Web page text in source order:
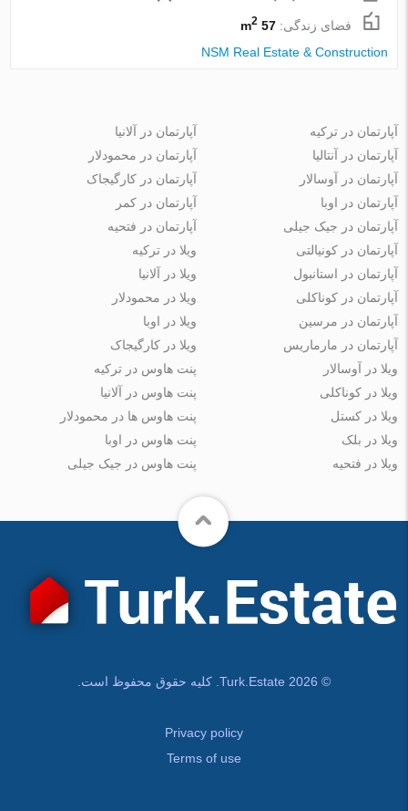
فضای زندگی:57 m
2
NSM Real Estate & Construction
آپارتمان در ترکیه
آپارتمان در آنتالیا
آپارتمان در آوسالار
آپارتمان در اوبا
آپارتمان در جیک جیلی
آپارتمان در آلانیا
آپارتمان در محمودلار
آپارتمان در کارگیجاک
آپارتمان در کمر
آپارتمان در فتحیه
آپارتمان در کونیالتی
آپارتمان در استانبول
آپارتمان در کوناکلی
آپارتمان در مرسین
آپارتمان در مارماریس
ویلا در ترکیه
ویلا در آلانیا
ویلا در محمودلار
ویلا در اوبا
ویلا در کارگیجاک
ویلا در آوسالار
ویلا در کوناکلی
ویلا در کستل
ویلا در بلک
ویلا در فتحیه
پنت هاوس در ترکیه
پنت هاوس در آلانیا
پنت هاوس ها در محمودلار
پنت هاوس در اوبا
پنت هاوس در جیک جیلی
© Turk.Estate 2026. کلیه حقوق محفوظ است.
Privacy policy
Terms of use